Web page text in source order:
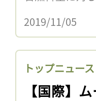
2019/11/05
トップニュース
【国際】